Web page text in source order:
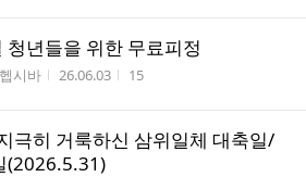
청년들을 위한 무료피정
작성자
헵시바 작성시간
26.06.03 조회수
15
극히 거룩하신 삼위일체 대축일/
(2026.5.31)